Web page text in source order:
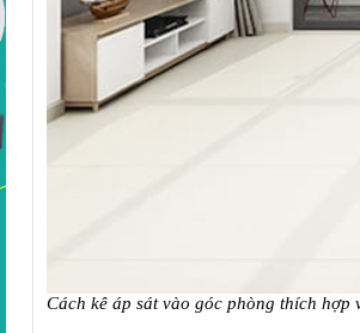
Cách kê áp sát vào góc phòng thích hợp